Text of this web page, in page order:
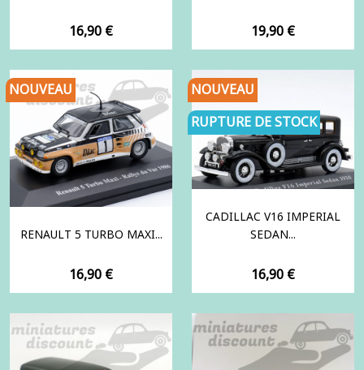
Prix
16,90 € Prix
19,90 €
RENAULT 5 TURBO MAXI...
Prix
16,90 €
NOUVEAU
CADILLAC V16 IMPERIAL
SEDAN...
Prix
16,90 €
NOUVEAU
RUPTURE DE STOCK